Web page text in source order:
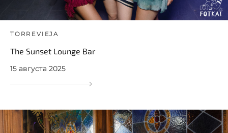
TORREVIEJA
The Sunset Lounge Bar
15 августа 2025